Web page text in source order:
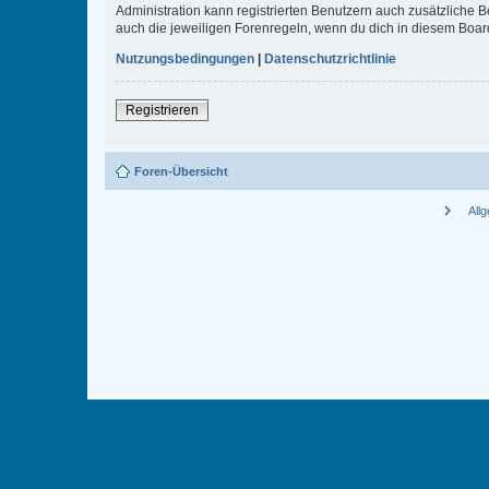
Administration kann registrierten Benutzern auch zusätzliche
auch die jeweiligen Forenregeln, wenn du dich in diesem
Nutzungsbedingungen | Datenschutzrichtlinie
Registrieren
Foren-Übersicht
chevron_right